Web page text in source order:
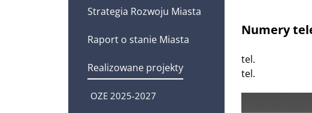
Strategia Rozwoju Miasta
Raport o stanie Miasta
Realizowane projekty
OZE 2025-2027
Numery
tel.
tel.